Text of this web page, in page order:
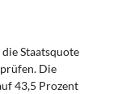
Staatsquote
Die
43,5 Prozent